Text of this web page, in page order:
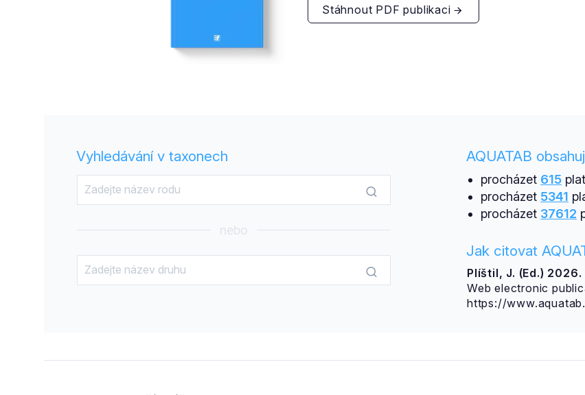
Stáhnout PDF publikaci
Vyhledávání v taxonech
nebo
AQUATAB
procházet 615
procházet 5341
procházet 37612
Jak citovat
Plíštil, J. (Ed.) 2026.
Web electronic
https://